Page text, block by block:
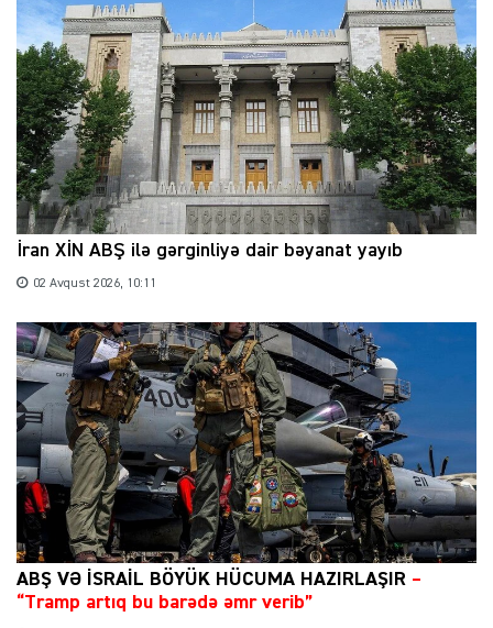
İran XİN ABŞ ilə gərginliyə dair bəyanat yayıb
02 Avqust 2026, 10:11
ABŞ VƏ İSRAİL BÖYÜK HÜCUMA HAZIRLAŞIR –
“Tramp artıq bu barədə əmr verib”